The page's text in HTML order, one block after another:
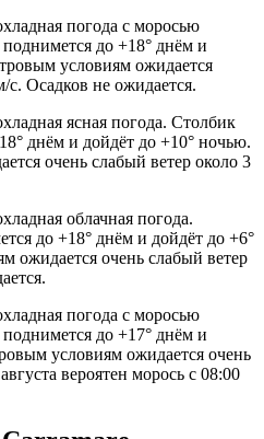
погода с моросью
до +18° днём и
условиям ожидается
с. Осадков не ожидается.
ясная погода. Столбик
днём и дойдёт до +10° ночью.
очень слабый ветер около 3
облачная погода.
до +18° днём и дойдёт до +6°
ожидается очень слабый ветер
погода с моросью
до +17° днём и
условиям ожидается очень
вероятен морось с 08:00